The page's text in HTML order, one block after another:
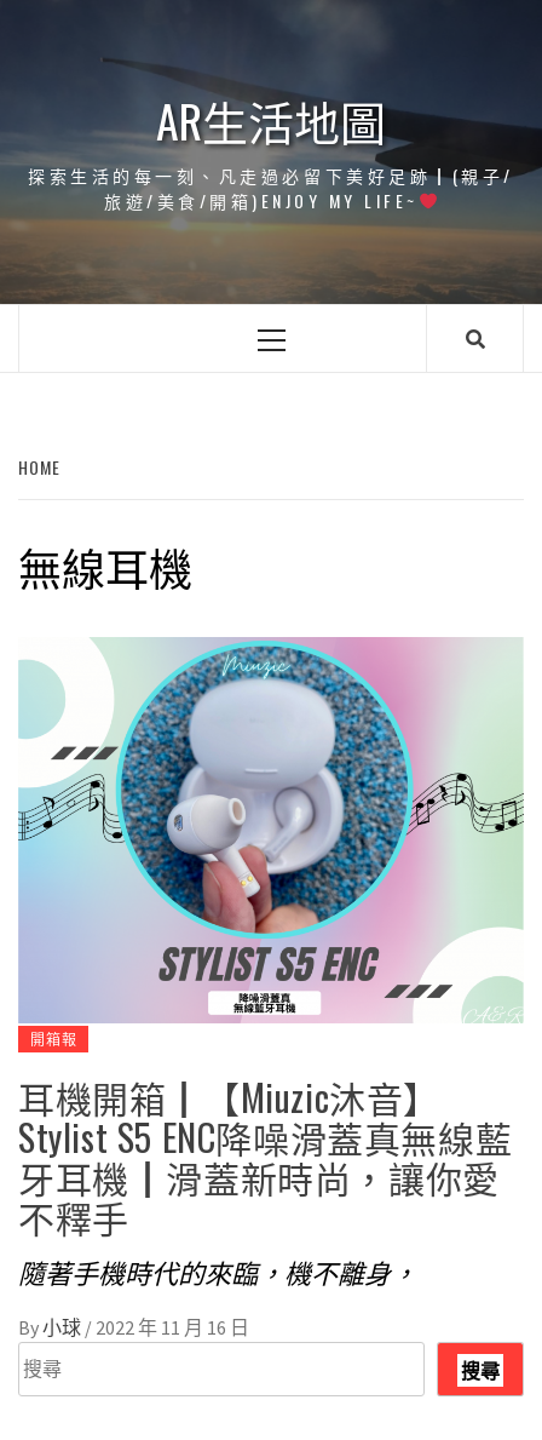
AR生活地圖
探索生活的每一刻、凡走過必留下美好足跡┃(親子/
旅遊/美食/開箱)ENJOY MY LIFE~
Primary
HOME
無線耳機
開箱報
耳機開箱┃【Miuzic沐音】
Stylist S5 ENC降噪滑蓋真無線藍
牙耳機┃滑蓋新時尚，讓你愛
不釋手
隨著手機時代的來臨，機不離身，
By小球 / 2022 年 11 月 16 日
搜
尋
搜尋